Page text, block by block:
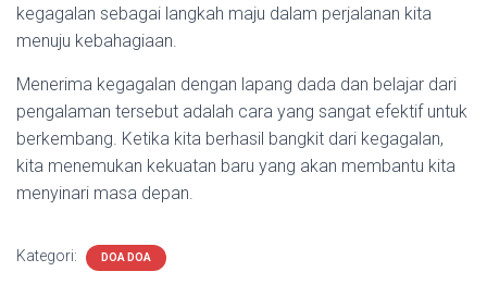
kegagalan sebagai langkah maju dalam perjalanan kita
menuju kebahagiaan.
Menerima kegagalan dengan lapang dada dan belajar dari
pengalaman tersebut adalah cara yang sangat efektif untuk
berkembang. Ketika kita berhasil bangkit dari kegagalan,
kita menemukan kekuatan baru yang akan membantu kita
menyinari masa depan.
Kategori: DOA DOA